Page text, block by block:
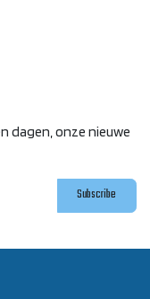
dagen, onze nieuwe
Subscribe